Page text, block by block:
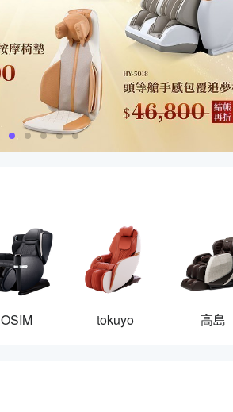
OSIM tokuyo 高島